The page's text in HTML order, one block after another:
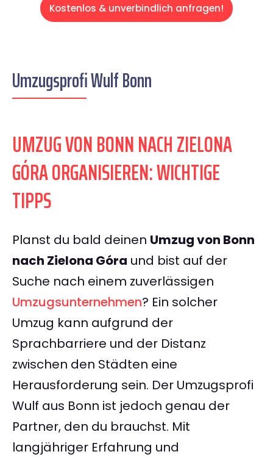
Kostenlos & unverbindlich anfragen!
Umzugsprofi Wulf Bonn
UMZUG VON BONN NACH ZIELONA
GÓRA ORGANISIEREN: WICHTIGE
TIPPS
Planst du bald deinen Umzug von Bonn
nach Zielona Góra und bist auf der
Suche nach einem zuverlässigen
Umzugsunternehmen? Ein solcher
Umzug kann aufgrund der
Sprachbarriere und der Distanz
zwischen den Städten eine
Herausforderung sein. Der Umzugsprofi
Wulf aus Bonn ist jedoch genau der
Partner, den du brauchst. Mit
langjähriger Erfahrung und